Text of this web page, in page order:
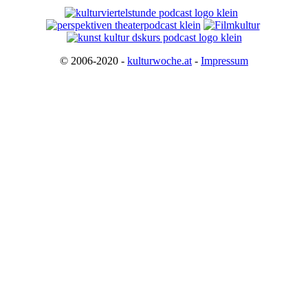
© 2006-2020 - kulturwoche.at - Impressum